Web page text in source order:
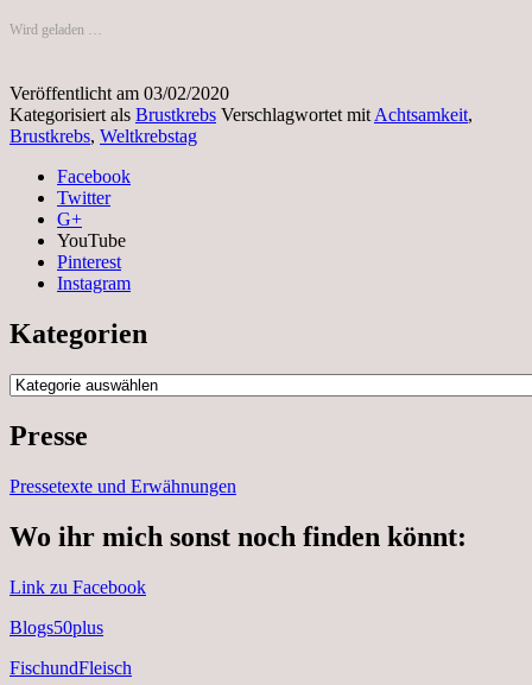
Wird geladen …
Veröffentlicht am 03/02/2020
Kategorisiert als Brustkrebs Verschlagwortet mitAchtsamkeit,
Brustkrebs, Weltkrebstag
Facebook
Twitter
G+
YouTube
Pinterest
Instagram
Kategorien
Kategorien
Presse
Pressetexte und Erwähnungen
Wo ihr mich sonst noch finden könnt:
Link zu Facebook
Blogs50plus
FischundFleisch